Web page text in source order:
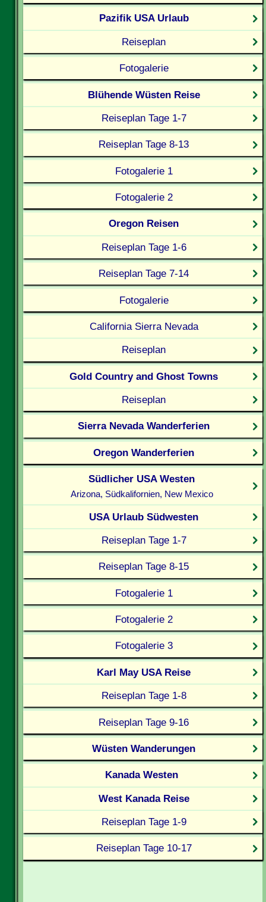
Pazifik USA Urlaub
Reiseplan
Fotogalerie
Blühende Wüsten Reise
Reiseplan Tage 1-7
Reiseplan Tage 8-13
Fotogalerie 1
Fotogalerie 2
Oregon Reisen
Reiseplan Tage 1-6
Reiseplan Tage 7-14
Fotogalerie
California Sierra Nevada
Reiseplan
Gold Country and Ghost Towns
Reiseplan
Sierra Nevada Wanderferien
Oregon Wanderferien
Südlicher USA Westen
Arizona, Südkalifornien, New Mexico
USA Urlaub Südwesten
Reiseplan Tage 1-7
Reiseplan Tage 8-15
Fotogalerie 1
Fotogalerie 2
Fotogalerie 3
Karl May USA Reise
Reiseplan Tage 1-8
Reiseplan Tage 9-16
Wüsten Wanderungen
Kanada Westen
West Kanada Reise
Reiseplan Tage 1-9
Reiseplan Tage 10-17